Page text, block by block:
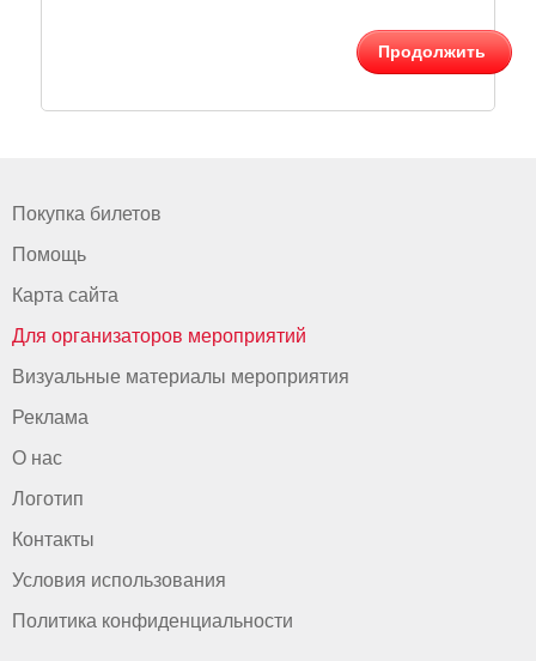
Продолжить
Покупка билетов
Помощь
Карта сайта
Для организаторов мероприятий
Визуальные материалы мероприятия
Реклама
О нас
Логотип
Контакты
Условия использования
Политика конфиденциальности